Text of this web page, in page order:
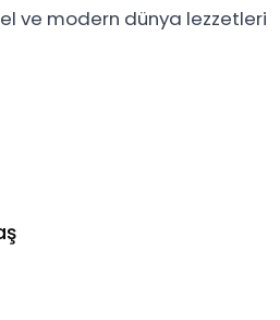
ve modern dünya lezzetleri